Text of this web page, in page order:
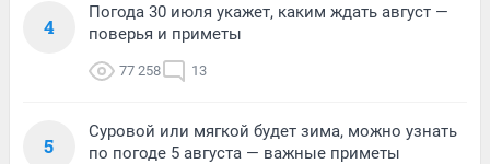
4
Погода 30 июля укажет, каким ждать август —
поверья и приметы
77 258 13
5
Суровой или мягкой будет зима, можно узнать
по погоде 5 августа — важные приметы